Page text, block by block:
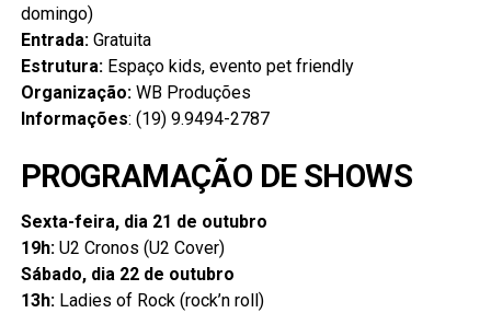
domingo)
Entrada:Gratuita
Estrutura:Espaço kids, evento pet friendly
Organização:WB Produções
Informações: (19) 9.9494-2787
PROGRAMAÇÃO DE SHOWS
Sexta-feira, dia 21 de outubro
19h:U2 Cronos (U2 Cover)
Sábado, dia 22 de outubro
13h:Ladies of Rock (rock’n roll)